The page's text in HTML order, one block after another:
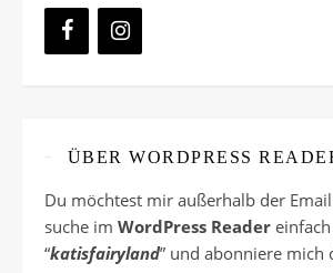
ÜBER WORDPRESS
Du möchtest mir außerhalb der
suche im WordPress Reader
“katisfairyland” und abonniere mich